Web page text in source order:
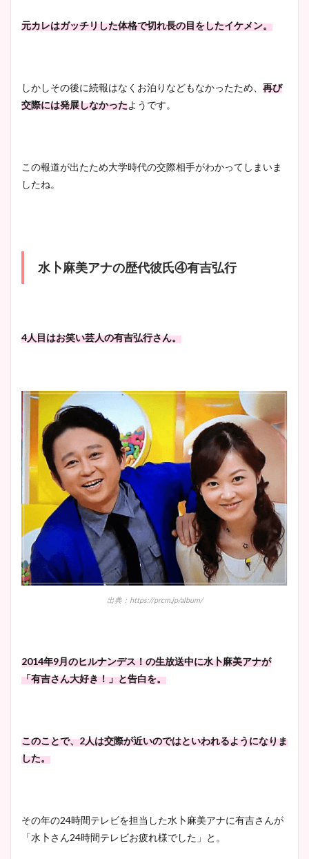
元カレはガッチリした体格で切れ長の目をしたイケメン。
しかしその後に続報はなくお泊りなどもなかったため、 再び
交際には発展しなかったようです。
この報道が出たため大学時代の交際相手がわかってしまいま
したね。
水卜麻美アナの歴代彼氏④有吉弘行
4人目はお笑い芸人の有吉弘行さん。
出典：https://prcm.jp/album/
2014年9月のヒルナンデス！の生放送中に水卜麻美アナが
「有吉さん大好き！」と告白を。
このことで、2人は交際が近いのではといわれるようになりま
した。
その年の24時間テレビを担当した水卜麻美アナに有吉さんが
「水卜さん24時間テレビお疲れ様でした」と。